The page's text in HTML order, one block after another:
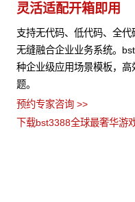
模型算力全面优化
bst3388全球最奢华游戏问
GPU异构多端算力的统一
据模型、芯片类型，弹性
率。
预约专家咨询 >>
下载bst3388全球最奢华游